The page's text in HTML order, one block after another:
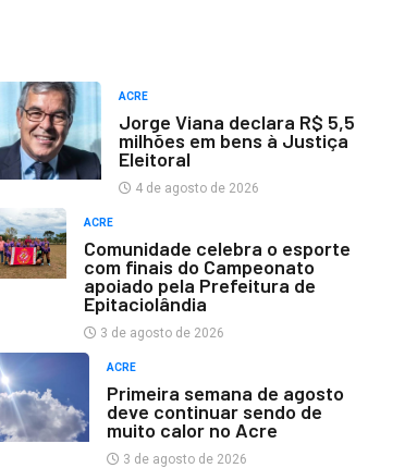
ACRE
Jorge Viana declara R$ 5,5
milhões em bens à Justiça
Eleitoral
4 de agosto de 2026
ACRE
Comunidade celebra o esporte
com finais do Campeonato
apoiado pela Prefeitura de
Epitaciolândia
3 de agosto de 2026
ACRE
Primeira semana de agosto
deve continuar sendo de
muito calor no Acre
3 de agosto de 2026